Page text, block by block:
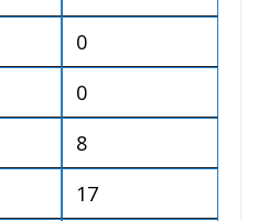
0
0
8
17